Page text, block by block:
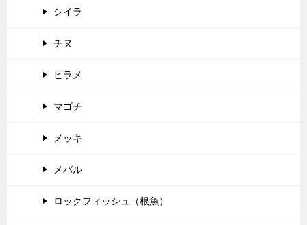
シイラ
チヌ
ヒラメ
マゴチ
メッキ
メバル
ロックフィッシュ（根魚）